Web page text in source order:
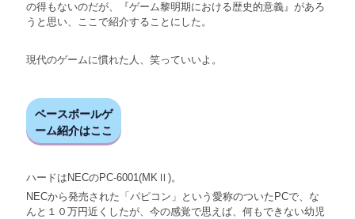
の得もないのだが、『ゲーム黎明期における歴史的意義』があろ
うと思い、ここで紹介することにした。
現代のゲームに慣れた人、笑っていいよ。
ベースボールゲ
ーム紹介はここ
ハードはNECのPC-6001(MKⅡ)。
NECから発売された「パピコン」という愛称のついたPCで、な
んと１０万円近くしたが、今の感覚で思えば、何もできない幼児